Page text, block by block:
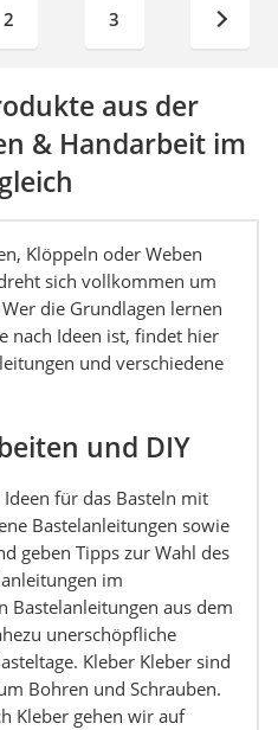
2 3
aus der
& Handarbeit im
Klöppeln oder Weben
sich vollkommen um
die Grundlagen lernen
nach Ideen ist, findet hier
und verschiedene
und DIY
für das Basteln mit
Bastelanleitungen sowie
geben Tipps zur Wahl des
im
Bastelanleitungen aus dem
unerschöpfliche
Kleber Kleber sind
Bohren und Schrauben.
Kleber gehen wir auf